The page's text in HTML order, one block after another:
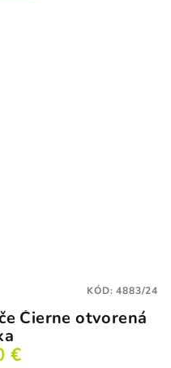
Čierne otvorená
€
KÓD:4883/24